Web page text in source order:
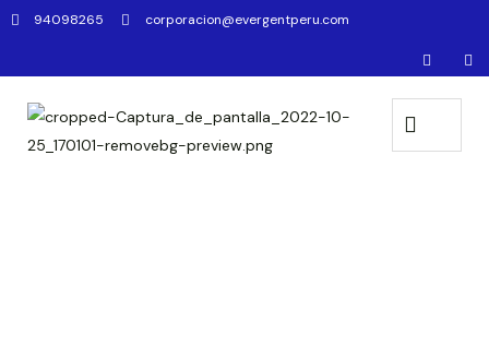
94098265 corporacion@evergentperu.com